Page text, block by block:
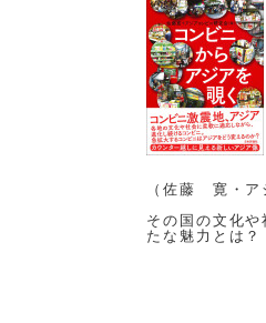
（佐藤 寛・ア
その国の文化
たな魅力とは？